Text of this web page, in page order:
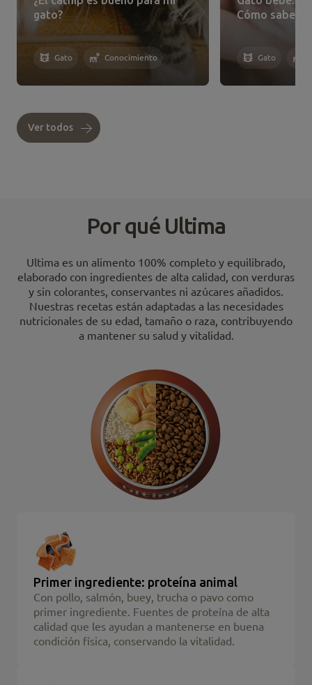
gato?
Gato Conocimiento
Cómo saberlo
Gato
Ver todos
Por qué Ultima
Ultima es un alimento 100% completo y equilibrado,
elaborado con ingredientes de alta calidad, con verduras
y sin colorantes, conservantes ni azúcares añadidos.
Nuestras recetas están adaptadas a las necesidades
nutricionales de su edad, tamaño o raza, contribuyendo
a mantener su salud y vitalidad.
Primer ingrediente: proteína animal
Con pollo, salmón, buey, trucha o pavo como
primer ingrediente. Fuentes de proteína de alta
calidad que les ayudan a mantenerse en buena
condición física, conservando la vitalidad.